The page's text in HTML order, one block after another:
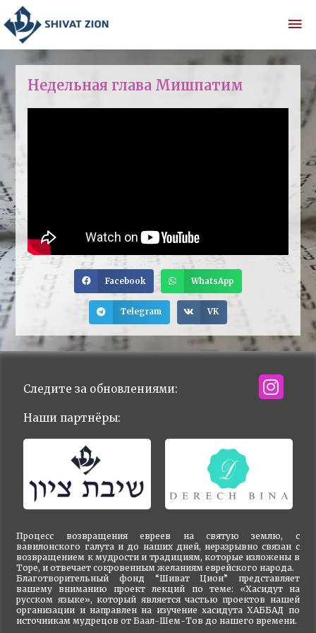
Недельная глава Мишпатим
Facebook WhatsApp
Telegram VK
Процесс возвращения евреев на святую землю, с
вавилонского галута и до наших дней, неразрывно связан с
возвращением к мудрости и традициям, которые изложены в
Торе, и отвечает сокровенным желаниям еврейского народа.
Благотворительный фонд “Шиват Цион” представляет
вашему вниманию проект лекций по теме: «Хасидут на
русском языке», который является частью проектов нашей
организации и направлен на изучение хасидута ХАББАД по
источникам мудрецов от Баал-Шем-Тов до нашего времени.
Следите за обновлениями:
Наши партнёры: